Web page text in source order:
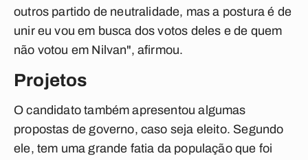
outros partido de neutralidade, mas a postura é de
unir eu vou em busca dos votos deles e de quem
não votou em Nilvan", afirmou.
Projetos
O candidato também apresentou algumas
propostas de governo, caso seja eleito. Segundo
ele, tem uma grande fatia da população que foi